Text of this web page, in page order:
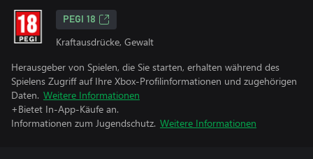
PEGI 18
Kraftausdrücke, Gewalt
Herausgeber von Spielen, die Sie starten, erhalten während des
Spielens Zugriff auf Ihre Xbox-Profilinformationen und zugehörigen
Daten. Weitere Informationen
+Bietet In-App-Käufe an.
Informationen zum Jugendschutz. Weitere Informationen